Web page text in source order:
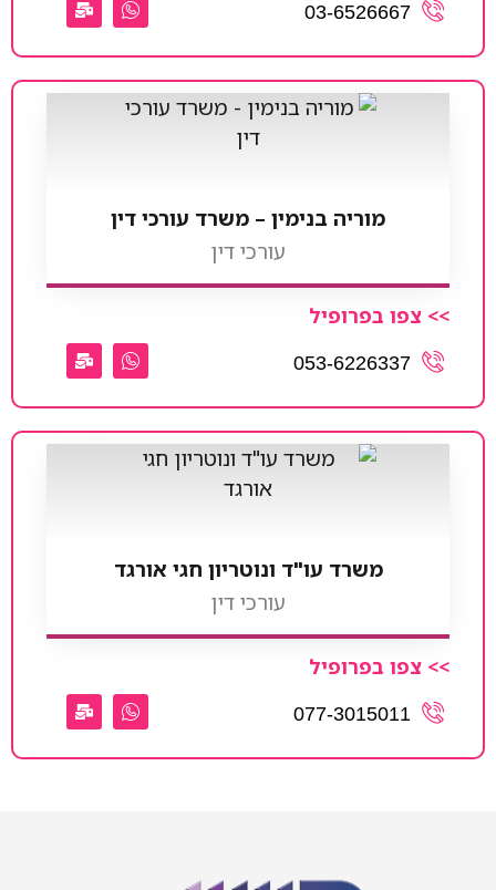
03-6526667
מוריה בנימין – משרד עורכי דין
עורכי דין
>> צפו בפרופיל
053-6226337
משרד עו"ד ונוטריון חגי אורגד
עורכי דין
>> צפו בפרופיל
077-3015011